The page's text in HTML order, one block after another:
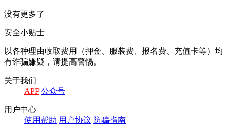
没有更多了
安全小贴士
以各种理由收取费⽤（押⾦、服装费、报名费、充值卡等）均
有诈骗嫌疑，请提⾼警惕。
关于我们
APP 公众号
⽤户中⼼
使⽤帮助 ⽤户协议 防骗指南